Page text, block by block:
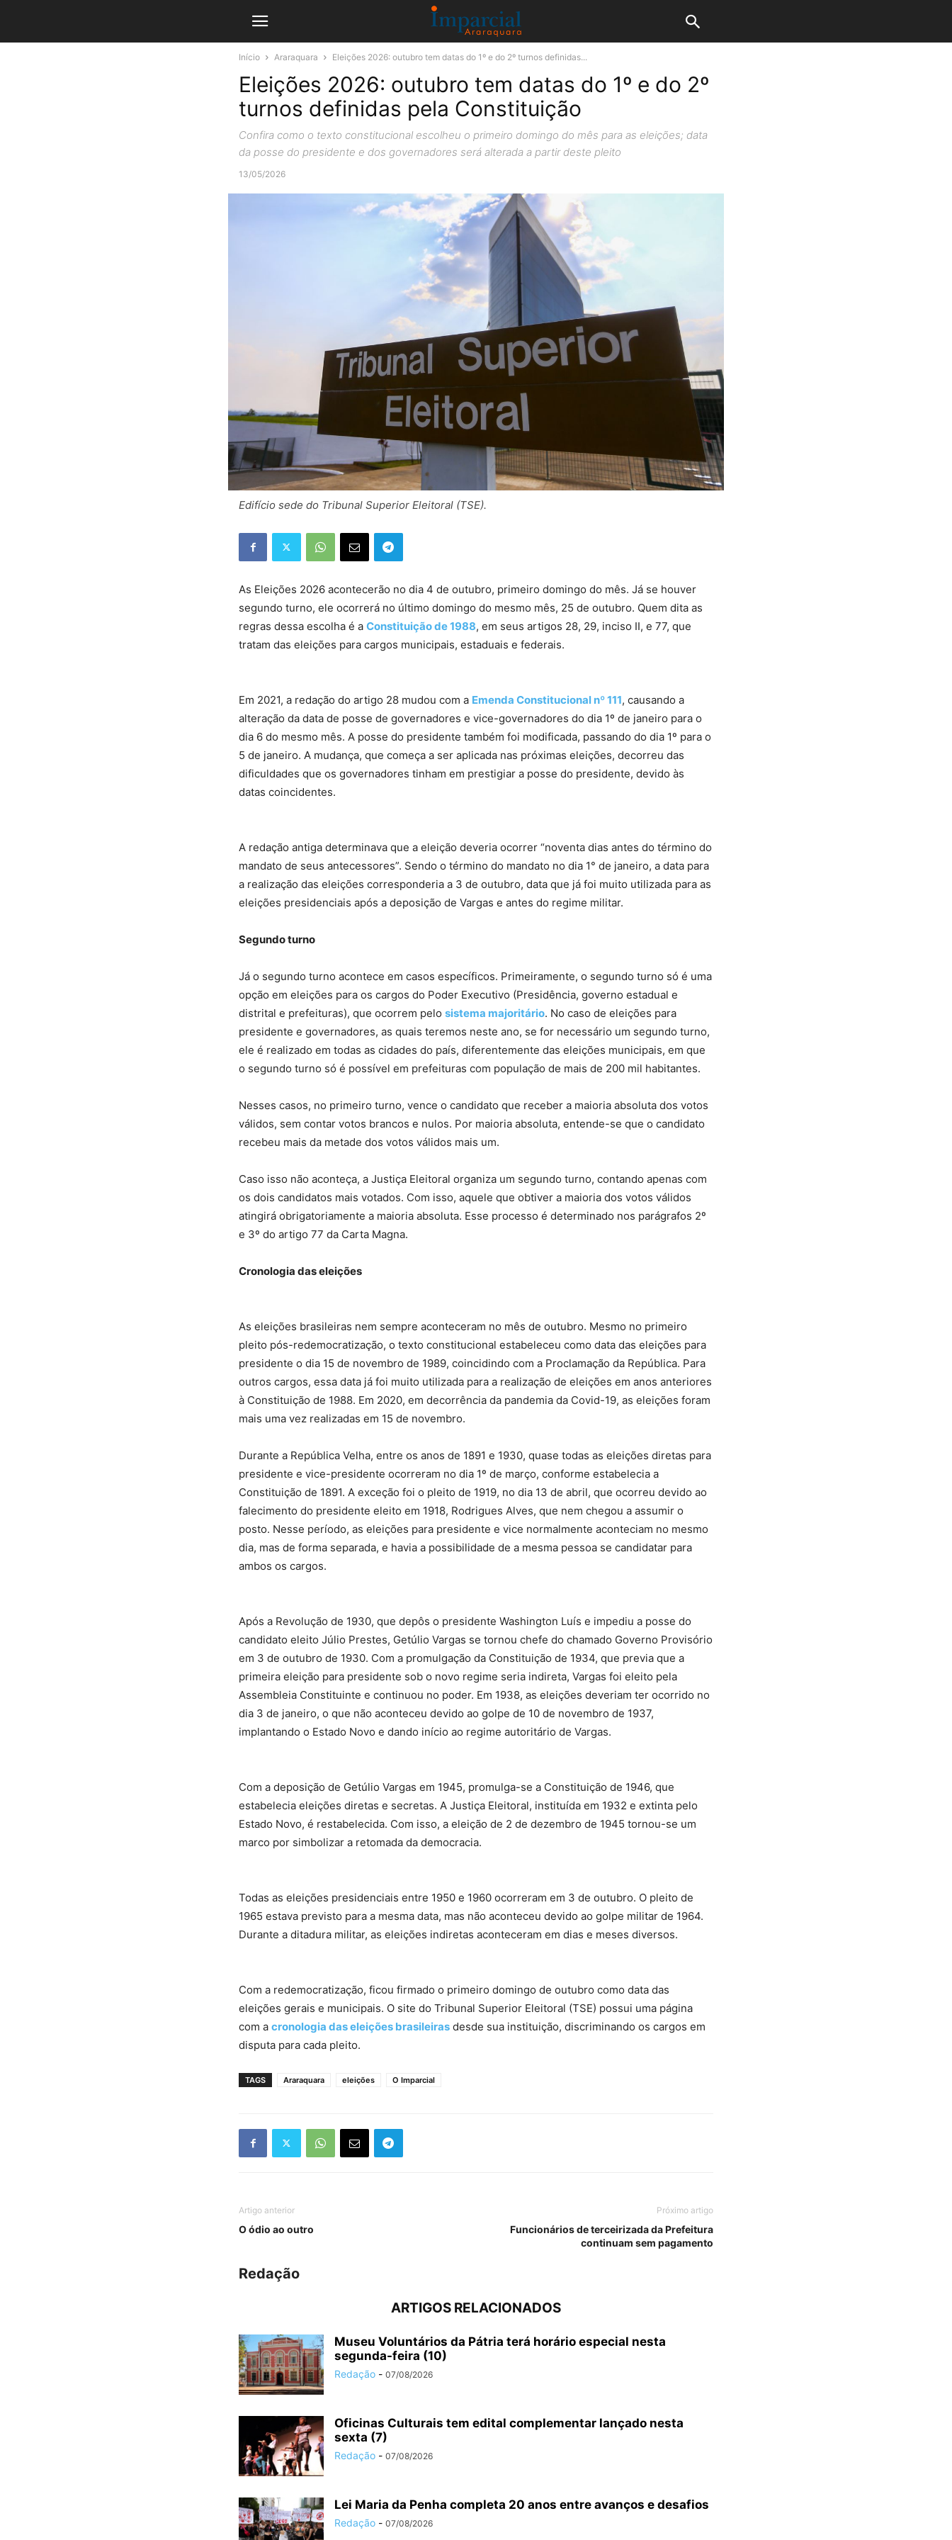
Início Araraquara Eleições 2026: outubro tem datas do 1º e do 2º turnos definidas...
Eleições 2026: outubro tem datas do 1º e do 2º
turnos definidas pela Constituição
Confira como o texto constitucional escolheu o primeiro domingo do mês para as eleições; data
da posse do presidente e dos governadores será alterada a partir deste pleito
13/05/2026
Edifício sede do Tribunal Superior Eleitoral (TSE).
As Eleições 2026 acontecerão no dia 4 de outubro, primeiro domingo do mês. Já se houver
segundo turno, ele ocorrerá no último domingo do mesmo mês, 25 de outubro. Quem dita as
regras dessa escolha é a Constituição de 1988, em seus artigos 28, 29, inciso II, e 77, que
tratam das eleições para cargos municipais, estaduais e federais.
Em 2021, a redação do artigo 28 mudou com a Emenda Constitucional nº 111, causando a
alteração da data de posse de governadores e vice-governadores do dia 1º de janeiro para o
dia 6 do mesmo mês. A posse do presidente também foi modificada, passando do dia 1º para o
5 de janeiro. A mudança, que começa a ser aplicada nas próximas eleições, decorreu das
dificuldades que os governadores tinham em prestigiar a posse do presidente, devido às
datas coincidentes.
A redação antiga determinava que a eleição deveria ocorrer “noventa dias antes do término do
mandato de seus antecessores”. Sendo o término do mandato no dia 1° de janeiro, a data para
a realização das eleições corresponderia a 3 de outubro, data que já foi muito utilizada para as
eleições presidenciais após a deposição de Vargas e antes do regime militar.
Segundo turno
Já o segundo turno acontece em casos específicos. Primeiramente, o segundo turno só é uma
opção em eleições para os cargos do Poder Executivo (Presidência, governo estadual e
distrital e prefeituras), que ocorrem pelo sistema majoritário. No caso de eleições para
presidente e governadores, as quais teremos neste ano, se for necessário um segundo turno,
ele é realizado em todas as cidades do país, diferentemente das eleições municipais, em que
o segundo turno só é possível em prefeituras com população de mais de 200 mil habitantes.
Nesses casos, no primeiro turno, vence o candidato que receber a maioria absoluta dos votos
válidos, sem contar votos brancos e nulos. Por maioria absoluta, entende-se que o candidato
recebeu mais da metade dos votos válidos mais um.
Caso isso não aconteça, a Justiça Eleitoral organiza um segundo turno, contando apenas com
os dois candidatos mais votados. Com isso, aquele que obtiver a maioria dos votos válidos
atingirá obrigatoriamente a maioria absoluta. Esse processo é determinado nos parágrafos 2º
e 3º do artigo 77 da Carta Magna.
Cronologia das eleições
As eleições brasileiras nem sempre aconteceram no mês de outubro. Mesmo no primeiro
pleito pós-redemocratização, o texto constitucional estabeleceu como data das eleições para
presidente o dia 15 de novembro de 1989, coincidindo com a Proclamação da República. Para
outros cargos, essa data já foi muito utilizada para a realização de eleições em anos anteriores
à Constituição de 1988. Em 2020, em decorrência da pandemia da Covid-19, as eleições foram
mais uma vez realizadas em 15 de novembro.
Durante a República Velha, entre os anos de 1891 e 1930, quase todas as eleições diretas para
presidente e vice-presidente ocorreram no dia 1º de março, conforme estabelecia a
Constituição de 1891. A exceção foi o pleito de 1919, no dia 13 de abril, que ocorreu devido ao
falecimento do presidente eleito em 1918, Rodrigues Alves, que nem chegou a assumir o
posto. Nesse período, as eleições para presidente e vice normalmente aconteciam no mesmo
dia, mas de forma separada, e havia a possibilidade de a mesma pessoa se candidatar para
ambos os cargos.
Após a Revolução de 1930, que depôs o presidente Washington Luís e impediu a posse do
candidato eleito Júlio Prestes, Getúlio Vargas se tornou chefe do chamado Governo Provisório
em 3 de outubro de 1930. Com a promulgação da Constituição de 1934, que previa que a
primeira eleição para presidente sob o novo regime seria indireta, Vargas foi eleito pela
Assembleia Constituinte e continuou no poder. Em 1938, as eleições deveriam ter ocorrido no
dia 3 de janeiro, o que não aconteceu devido ao golpe de 10 de novembro de 1937,
implantando o Estado Novo e dando início ao regime autoritário de Vargas.
Com a deposição de Getúlio Vargas em 1945, promulga-se a Constituição de 1946, que
estabelecia eleições diretas e secretas. A Justiça Eleitoral, instituída em 1932 e extinta pelo
Estado Novo, é restabelecida. Com isso, a eleição de 2 de dezembro de 1945 tornou-se um
marco por simbolizar a retomada da democracia.
Todas as eleições presidenciais entre 1950 e 1960 ocorreram em 3 de outubro. O pleito de
1965 estava previsto para a mesma data, mas não aconteceu devido ao golpe militar de 1964.
Durante a ditadura militar, as eleições indiretas aconteceram em dias e meses diversos.
Com a redemocratização, ficou firmado o primeiro domingo de outubro como data das
eleições gerais e municipais. O site do Tribunal Superior Eleitoral (TSE) possui uma página
com a cronologia das eleições brasileiras desde sua instituição, discriminando os cargos em
disputa para cada pleito.
TAGS Araraquara eleições O Imparcial
Artigo anterior
O ódio ao outro
Próximo artigo
Funcionários de terceirizada da Prefeitura
continuam sem pagamento
Redação
ARTIGOS RELACIONADOS
Museu Voluntários da Pátria terá horário especial nesta
segunda-feira (10)
Redação - 07/08/2026
Oficinas Culturais tem edital complementar lançado nesta
sexta (7)
Redação - 07/08/2026
Lei Maria da Penha completa 20 anos entre avanços e desafios
Redação - 07/08/2026